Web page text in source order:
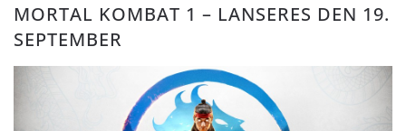
MORTAL KOMBAT 1 – LANSERES DEN 19.
SEPTEMBER